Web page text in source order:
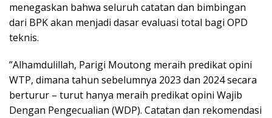
menegaskan bahwa seluruh catatan dan bimbingan
dari BPK akan menjadi dasar evaluasi total bagi OPD
teknis.
​”Alhamdulillah, Parigi Moutong meraih predikat opini
WTP, dimana tahun sebelumnya 2023 dan 2024 secara
berturur – turut hanya meraih predikat opini Wajib
Dengan Pengecualian (WDP). Catatan dan rekomendasi